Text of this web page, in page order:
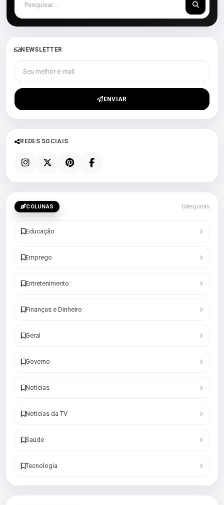
NEWSLETTER
Seu melhor e-mail
ENVIAR
REDES SOCIAIS
COLUNAS Categorias
Educação
Emprego
Entretenimento
Finanças e Dinheiro
Geral
Governo
Notícias
Notícias da TV
Saúde
Tecnologia